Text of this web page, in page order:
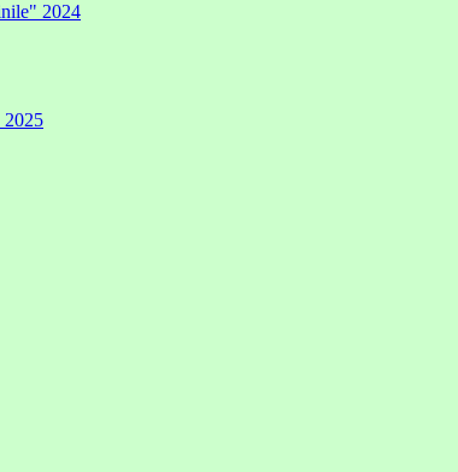
2024